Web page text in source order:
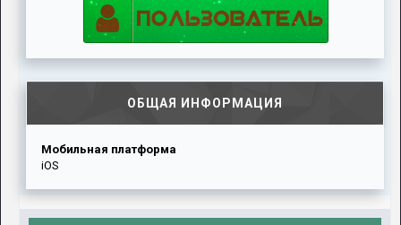
ОБЩАЯ ИНФОРМАЦИЯ
Мобильная платформа
iOS